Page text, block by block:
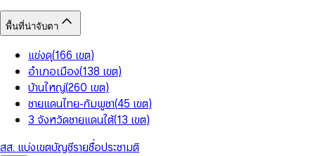
พื้นที่น่าจับตา
แข่งดุ(166 เขต)
อำเภอเมือง(138 เขต)
บ้านใหญ่(260 เขต)
ชายแดนไทย-กัมพูชา(45 เขต)
3 จังหวัดชายแดนใต้(13 เขต)
สส. แบ่งเขตบัญชีรายชื่อประชามติ